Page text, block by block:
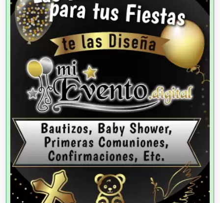
Agencias de Cobranza
Agencias de Colocación
Agencias de Modelos
Agencias de Publicidad
Agencias de Viajes